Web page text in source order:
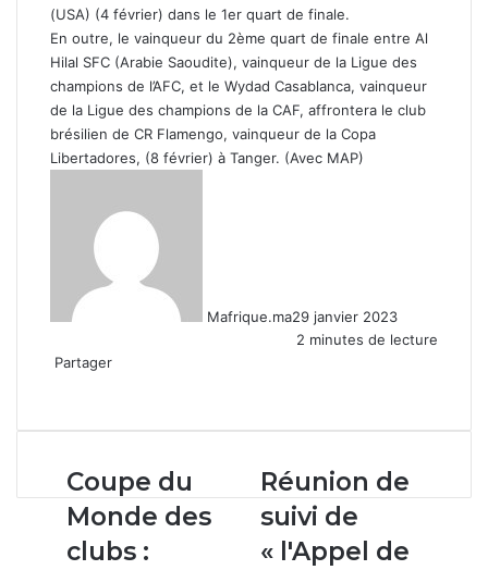
(USA) (4 février) dans le 1er quart de finale.
En outre, le vainqueur du 2ème quart de finale entre Al
Hilal SFC (Arabie Saoudite), vainqueur de la Ligue des
champions de l’AFC, et le Wydad Casablanca, vainqueur
de la Ligue des champions de la CAF, affrontera le club
brésilien de CR Flamengo, vainqueur de la Copa
Libertadores, (8 février) à Tanger. (Avec MAP)
Mafrique.ma29 janvier 2023
2 minutes de lecture
Partager
email
Coupe
du
Monde
des
clubs
Coupe du
Monde des
clubs :
Réunion
de
suivi
« l'Appel
Réunion de
suivi de
« l'Appel de